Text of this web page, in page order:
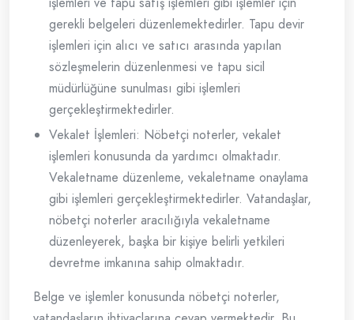
gerekli belgeleri düzenlemektedirler. Tapu devir
işlemleri için alıcı ve satıcı arasında yapılan
sözleşmelerin düzenlenmesi ve tapu sicil
müdürlüğüne sunulması gibi işlemleri
gerçekleştirmektedirler.
Vekalet İşlemleri: Nöbetçi noterler, vekalet
işlemleri konusunda da yardımcı olmaktadır.
Vekaletname düzenleme, vekaletname onaylama
gibi işlemleri gerçekleştirmektedirler. Vatandaşlar,
nöbetçi noterler aracılığıyla vekaletname
düzenleyerek, başka bir kişiye belirli yetkileri
devretme imkanına sahip olmaktadır.
Belge ve işlemler konusunda nöbetçi noterler,